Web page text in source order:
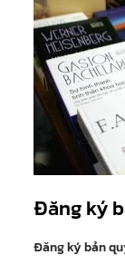
Đăng ký
Đăng ký bản